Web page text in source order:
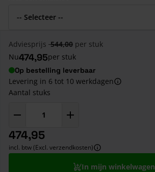
Adviesprijs 544,00 per stuk
Nu474,95per stuk
Op bestelling leverbaar
Levering in 6 tot 10 werkdagen
Aantal stuks
474,95
incl. btw (Excl. verzendkosten)
In mijn winkelwagen